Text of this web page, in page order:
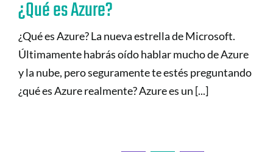
¿Qué es Azure?
¿Qué es Azure? La nueva estrella de Microsoft.
Últimamente habrás oído hablar mucho de Azure
y la nube, pero seguramente te estés preguntando
¿qué es Azure realmente? Azure es un [...]